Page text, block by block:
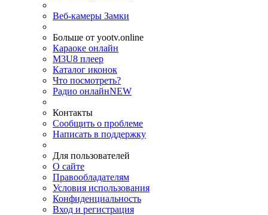
Веб-камеры Замки
Больше от yootv.online
Караоке онлайн
M3U8 плеер
Каталог иконок
Что посмотреть?
Радио онлайнNEW
Контакты
Сообщить о проблеме
Написать в поддержку
Для пользователей
О сайте
Правообладателям
Условия использования
Конфиденциальность
Вход и регистрация